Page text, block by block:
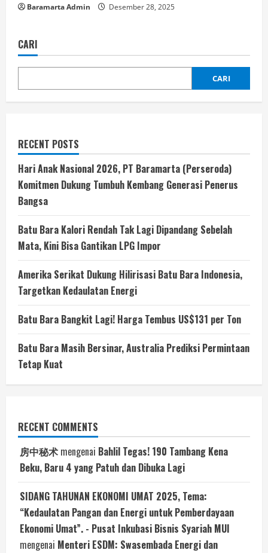
Baramarta Admin Desember 28, 2025
CARI
CARI
RECENT POSTS
Hari Anak Nasional 2026, PT Baramarta (Perseroda)
Komitmen Dukung Tumbuh Kembang Generasi Penerus
Bangsa
Batu Bara Kalori Rendah Tak Lagi Dipandang Sebelah
Mata, Kini Bisa Gantikan LPG Impor
Amerika Serikat Dukung Hilirisasi Batu Bara Indonesia,
Targetkan Kedaulatan Energi
Batu Bara Bangkit Lagi! Harga Tembus US$131 per Ton
Batu Bara Masih Bersinar, Australia Prediksi Permintaan
Tetap Kuat
RECENT COMMENTS
房中秘术 mengenai Bahlil Tegas! 190 Tambang Kena
Beku, Baru 4 yang Patuh dan Dibuka Lagi
SIDANG TAHUNAN EKONOMI UMAT 2025, Tema:
“Kedaulatan Pangan dan Energi untuk Pemberdayaan
Ekonomi Umat”. - Pusat Inkubasi Bisnis Syariah MUI
mengenai Menteri ESDM: Swasembada Energi dan